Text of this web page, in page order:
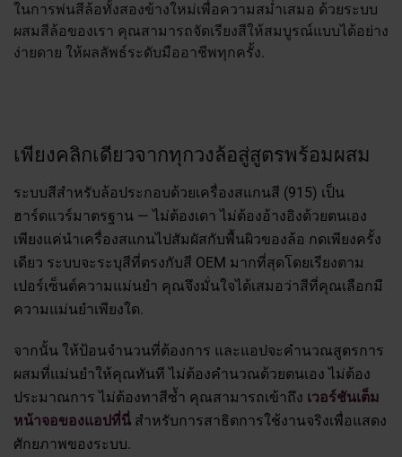
ในการพ่นสีล้อทั้งสองข้างใหม่เพื่อความสม่ำเสมอ ด้วยระบบ
ผสมสีล้อของเรา คุณสามารถจัดเรียงสีให้สมบูรณ์แบบได้อย่าง
ง่ายดาย ให้ผลลัพธ์ระดับมืออาชีพทุกครั้ง.
เพียงคลิกเดียวจากทุกวงล้อสู่สูตรพร้อมผสม
ระบบสีสำหรับล้อประกอบด้วยเครื่องสแกนสี (915) เป็น
ฮาร์ดแวร์มาตรฐาน — ไม่ต้องเดา ไม่ต้องอ้างอิงด้วยตนเอง
เพียงแค่นำเครื่องสแกนไปสัมผัสกับพื้นผิวของล้อ กดเพียงครั้ง
เดียว ระบบจะระบุสีที่ตรงกับสี OEM มากที่สุดโดยเรียงตาม
เปอร์เซ็นต์ความแม่นยำ คุณจึงมั่นใจได้เสมอว่าสีที่คุณเลือกมี
ความแม่นยำเพียงใด.
จากนั้น ให้ป้อนจำนวนที่ต้องการ และแอปจะคำนวณสูตรการ
ผสมที่แม่นยำให้คุณทันที ไม่ต้องคำนวณด้วยตนเอง ไม่ต้อง
ประมาณการ ไม่ต้องทาสีซ้ำ คุณสามารถเข้าถึง เวอร์ชันเต็ม
หน้าจอของแอปที่นี่ สำหรับการสาธิตการใช้งานจริงเพื่อแสดง
ศักยภาพของระบบ.